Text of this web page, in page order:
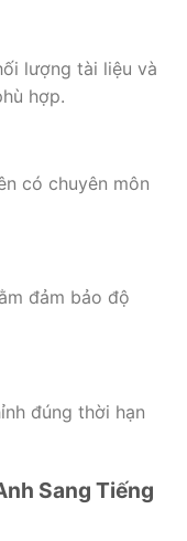
lượng tài liệu và
hợp.
có chuyên môn
đảm bảo độ
đúng thời hạn
Sang Tiếng